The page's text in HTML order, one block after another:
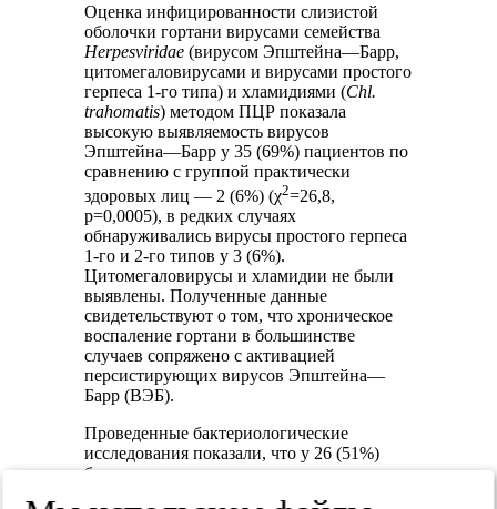
Оценка инфицированности слизистой
оболочки гортани вирусами семейства
Herpesviridae (вирусом Эпштейна—Барр,
цитомегаловирусами и вирусами простого
герпеса 1-го типа) и хламидиями (Сhl.
trahomatis) методом ПЦР показала
высокую выявляемость вирусов
Эпштейна—Барр у 35 (69%) пациентов по
сравнению с группой практически
здоровых лиц — 2 (6%) (χ2=26,8,
р=0,0005), в редких случаях
обнаруживались вирусы простого герпеса
1-го и 2-го типов у 3 (6%).
Цитомегаловирусы и хламидии не были
выявлены. Полученные данные
свидетельствуют о том, что хроническое
воспаление гортани в большинстве
случаев сопряжено с активацией
персистирующих вирусов Эпштейна—
Барр (ВЭБ).
Проведенные бактериологические
исследования показали, что у 26 (51%)
больных хроническим ларингитом на